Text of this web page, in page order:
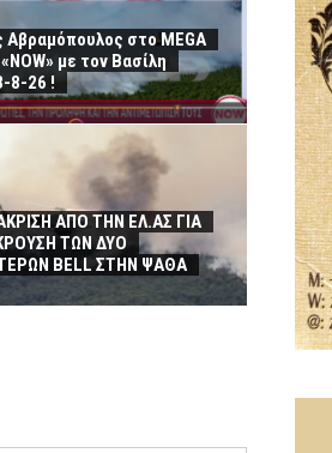
Αβραμόπουλος στο MEGA
με τον Βασίλη
8-26 !
ΑΠΟ ΤΗΝ ΕΛ.ΑΣ ΓΙΑ
ΤΩΝ ΔΥΟ
BELL ΣΤΗΝ ΨΑΘΑ